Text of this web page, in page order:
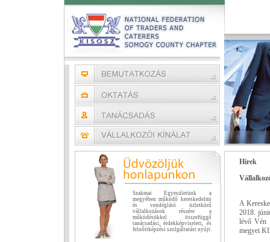
Szakmai Egyesületünk a
megyében működő kereskedelmi
és vendéglátó üzletkörű
vállalkozások részére a
működésükkel összefüggő
tanácsadási, érdekképviseleti, és
felnőttképzési szolgáltatást nyújt.
Hírek
A
2018.
lévő Vén
megyei